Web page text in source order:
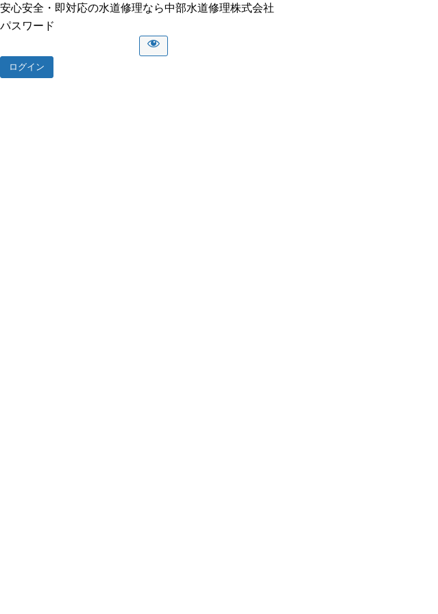
安心安全・即対応の水道修理なら中部水道修理株式会社
パスワード